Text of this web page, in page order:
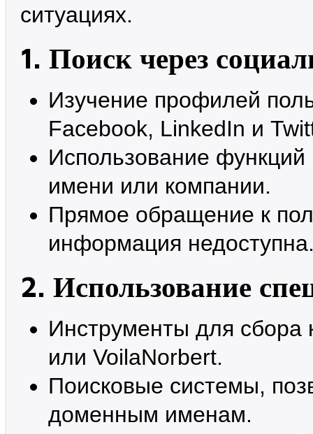
ситуациях.
1. Поиск через
Изучение профилей
Facebook, LinkedIn и
Использование
имени или компании.
Прямое обращение к
информация
2. Использование
Инструменты для сбора
или VoilaNorbert.
Поисковые системы,
доменным именам.